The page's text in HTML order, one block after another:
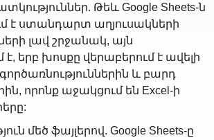
Թեև Google Sheets-ն
է ստանդարտ աղյուսակների
լավ շրջանակ, այն
երբ խոսքը վերաբերում է ավելի
և բարդ
որոնք աջակցում են Excel-ի
մեծ ֆայլերով. Google Sheets-ը